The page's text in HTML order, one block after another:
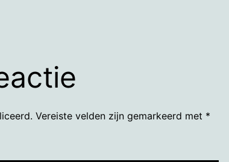
Vereiste velden zijn gemarkeerd met *